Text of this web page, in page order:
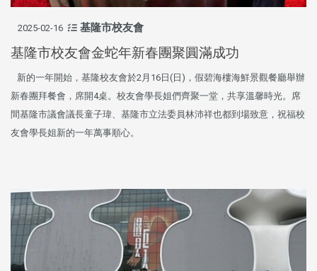
2025-02-16 基隆市校友會
基隆市校友會金蛇年新春團聚圓滿成功
新的一年開始，基隆校友會於2月16日(日)，假碧海樓海鮮景觀餐廳舉辦
新春團拜餐會，席開4桌。校友會學長姐們齊聚一堂，共享溫馨時光。席
間基隆市議會議長童子瑋、基隆市立法委員林沛祥也都到場致意，祝福校
友會學長姐新的一年萬事順心。